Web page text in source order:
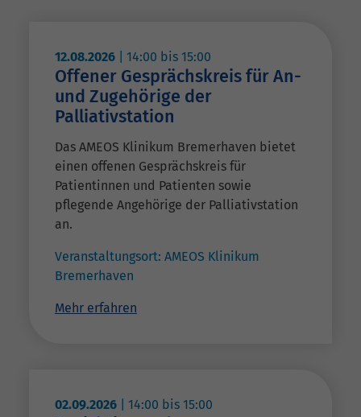
12.08.2026 14:00 bis 15:00
Offener Gesprächskreis für An-
und Zugehörige der
Palliativstation
Das AMEOS Klinikum Bremerhaven bietet
einen offenen Gesprächskreis für
Patientinnen und Patienten sowie
pflegende Angehörige der Palliativstation
an.
Veranstaltungsort: AMEOS Klinikum
Bremerhaven
Mehr erfahren
02.09.2026 14:00 bis 15:00